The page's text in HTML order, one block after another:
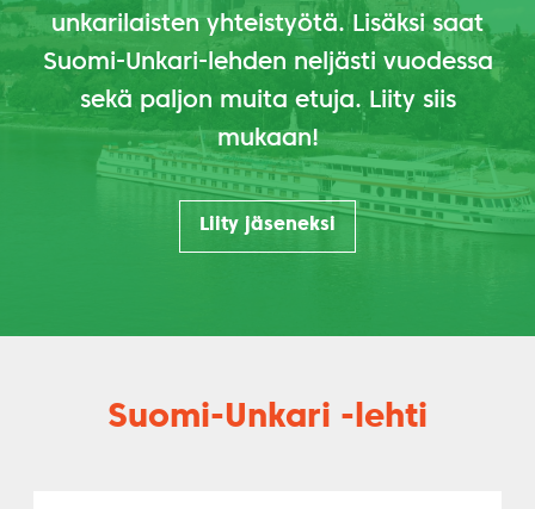
unkarilaisten yhteistyötä. Lisäksi saat
Suomi-Unkari-lehden neljästi vuodessa
sekä paljon muita etuja. Liity siis
mukaan!
Liity jäseneksi
Suomi-Unkari -lehti